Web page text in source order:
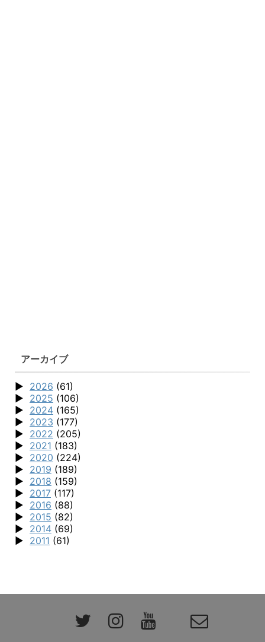
アーカイブ
2026 (61)
2025 (106)
2024 (165)
2023 (177)
2022 (205)
2021 (183)
2020 (224)
2019 (189)
2018 (159)
2017 (117)
2016 (88)
2015 (82)
2014 (69)
2011 (61)